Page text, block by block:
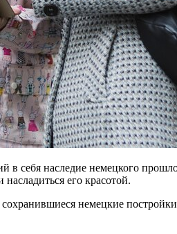
себя наследие немецкого
насладиться его красотой.
немецкие